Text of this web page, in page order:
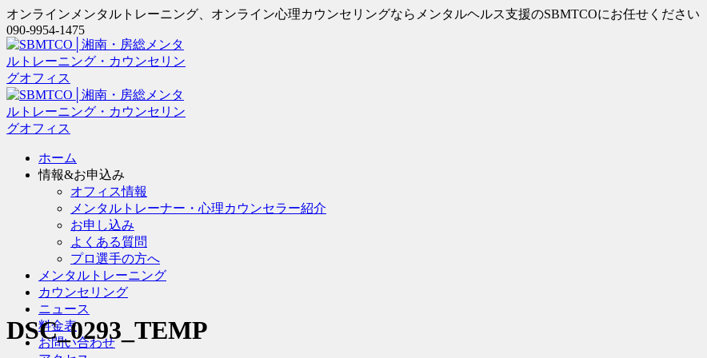
オンラインメンタルトレーニング、オンライン心理カウンセリングならメンタルヘルス支援のSBMTCOにお任せください
090-9954-1475
ホーム
情報&お申込み
オフィス情報
メンタルトレーナー・心理カウンセラー紹介
お申し込み
よくある質問
プロ選手の方へ
メンタルトレーニング
カウンセリング
ニュース
料金表
お問い合わせ
DSC_0293_TEMP